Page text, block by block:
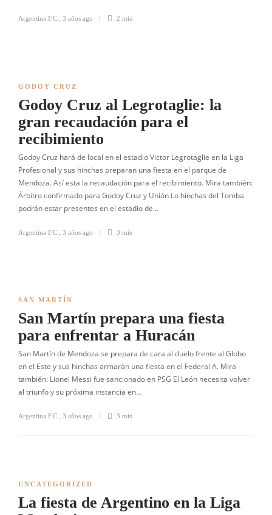
Argentina F.C. 3 años ago 2 min
GODOY CRUZ
Godoy Cruz al Legrotaglie: la
gran recaudación para el
recibimiento
Godoy Cruz hará de local en el estadio Victor Legrotaglie en la Liga
Profesional y sus hinchas preparan una fiesta en el parque de
Mendoza. Así esta la recaudación para el recibimiento. Mira también:
Árbitro confirmado para Godoy Cruz y Unión Lo hinchas del Tomba
podrán estar presentes en el estadio de…
Argentina F.C. 3 años ago 3 min
SAN MARTÍN
San Martín prepara una fiesta
para enfrentar a Huracán
San Martín de Mendoza se prepara de cara al duelo frente al Globo
en el Este y sus hinchas armarán una fiesta en el Federal A. Mira
también: Lionel Messi fue sancionado en PSG El León necesita volver
al triunfo y su próxima instancia en…
Argentina F.C. 3 años ago 3 min
UNCATEGORIZED
La fiesta de Argentino en la Liga